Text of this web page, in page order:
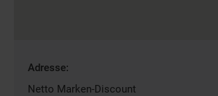
Gefundene
Filiale
Adresse:
Netto Marken-Discount